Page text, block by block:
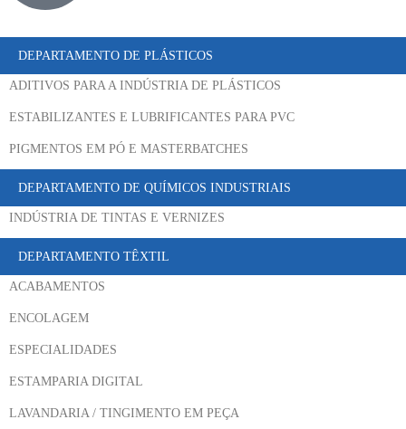
DEPARTAMENTO DE PLÁSTICOS
ADITIVOS PARA A INDÚSTRIA DE PLÁSTICOS
ESTABILIZANTES E LUBRIFICANTES PARA PVC
PIGMENTOS EM PÓ E MASTERBATCHES
DEPARTAMENTO DE QUÍMICOS INDUSTRIAIS
INDÚSTRIA DE TINTAS E VERNIZES
DEPARTAMENTO TÊXTIL
ACABAMENTOS
ENCOLAGEM
ESPECIALIDADES
ESTAMPARIA DIGITAL
LAVANDARIA / TINGIMENTO EM PEÇA